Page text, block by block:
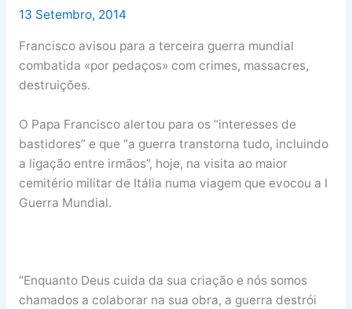
13 Setembro, 2014
Francisco avisou para a terceira guerra mundial
combatida «por pedaços» com crimes, massacres,
destruições.
O Papa Francisco alertou para os “interesses de
bastidores” e que “a guerra transtorna tudo, incluindo
a ligação entre irmãos”, hoje, na visita ao maior
cemitério militar de Itália numa viagem que evocou a I
Guerra Mundial.
“Enquanto Deus cuida da sua criação e nós somos
chamados a colaborar na sua obra, a guerra destrói